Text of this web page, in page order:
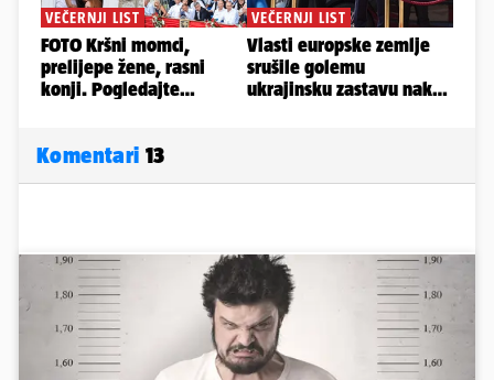
Komentari 13